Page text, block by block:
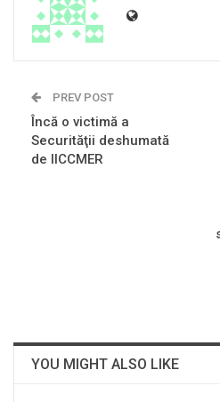
PREV POST
Încă o victimă a
Securităţii deshumată
de IICCMER
YOU MIGHT ALSO LIKE